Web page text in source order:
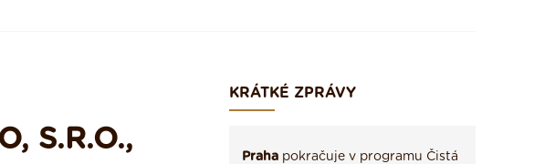
S.R.O.,
KRÁTKÉ ZPRÁVY
Praha pokračuje v programu Čistá